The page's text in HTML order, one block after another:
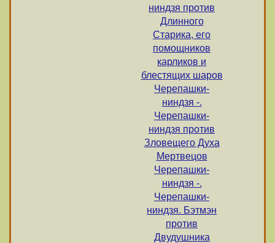
ниндзя против
Длинного
Старика, его
помощников
карликов и
блестящих шаров
Черепашки-
ниндзя -.
Черепашки-
ниндзя против
Зловещего Духа
Мертвецов
Черепашки-
ниндзя -.
Черепашки-
ниндзя. Бэтмэн
против
Двудушника